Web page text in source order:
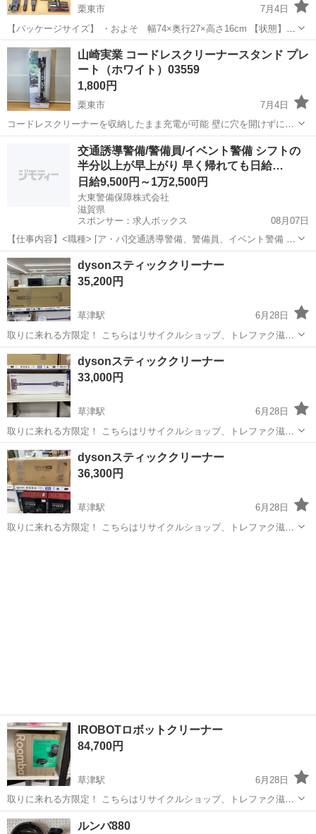
栗東市
7月4日
【パッケージサイズ】 ・およそ 幅74×奥行27×高さ16cm 【状態】
・ジャンク品 バッテリーエラー（赤ランプ点滅）により動作しませ
ん。 バッテリーを交換すれば動くのかどうかは不明です。...
滋賀 栗東市 生活家電
山崎実業 コードレスクリーナースタンド プレ
ート（ホワイト）03559
1,800円
栗東市
7月4日
コードレスクリーナーを収納したまま充電が可能 壁に穴を開けずにコ
ードレスクリーナーを収納できるクリーナースタンド。ダイソン製コ
ードレスハンディークリーナー用スリムスタンドです。クリーナーツ
ールを一括収納できます。 ...
生活家電
交通誘導警備/警備員/イベント警備 シフトの
半分以上が早上がり 早く帰れても日給…
日給9,500円～1万2,500円
大東警備保障株式会社
滋賀県
スポンサー：求人ボックス
08月07日
【仕事内容】<職種> [ア・パ]交通誘導警備、警備員、イベント警備 <
雇用形態> アルバイト・パート <給与> [ア・パ]日給9,500円～12,500
円 交通費:一部支給 一律500円支給 日給保障あり 週払いOK 日払い
OK...
アルバイト・パート
dysonスティッククリーナー
35,200円
草津駅
6月28日
取りに来れる方限定！ こちらはリサイクルショップ、トレファク滋賀
草津店からの出品です ●商品情報 アイテム名：スティッククリーナー
メーカー：dyson 型番：SV46ABL 年式：2023年製 状態：中古品の為
細々傷があり...
滋賀 草津市 生活家電 dyson
dysonスティッククリーナー
33,000円
草津駅
6月28日
取りに来れる方限定！ こちらはリサイクルショップ、トレファク滋賀
草津店からの出品です ●商品情報 アイテム名：スティッククリーナー
メーカー：dyson 型番：sv11 年式：2017年製 状態：中古品の為細々
傷があります。...
滋賀 草津市 生活家電 dyson
dysonスティッククリーナー
36,300円
草津駅
6月28日
取りに来れる方限定！ こちらはリサイクルショップ、トレファク滋賀
IROBOTロボットクリーナー
84,700円
草津駅
6月28日
取りに来れる方限定！ こちらはリサイクルショップ、トレファク滋賀
草津店からの出品です ●商品情報 アイテム名：ロボットクリーナー メ
ーカー：iRobot 型番：N185060 年式：2025年製 状態：中古品の為
滋賀 草津市
ルンバ880